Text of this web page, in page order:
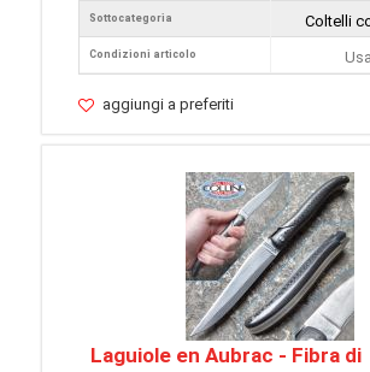
Sottocategoria
Condizioni articolo
Coltelli
aggiungi a preferiti
Laguiole en Aubrac - Fibra di